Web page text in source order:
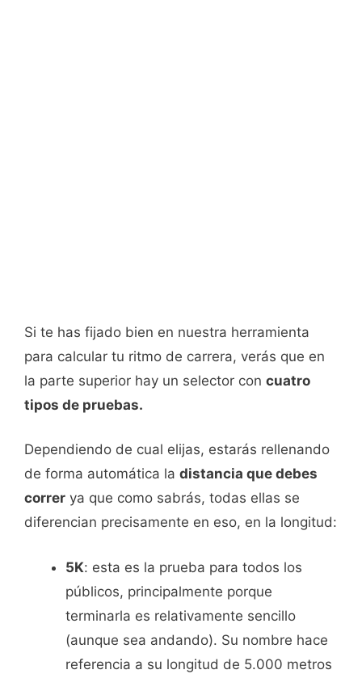
Si te has fijado bien en nuestra herramienta
para calcular tu ritmo de carrera, verás que en
la parte superior hay un selector con cuatro
tipos de pruebas.
Dependiendo de cual elijas, estarás rellenando
de forma automática la distancia que debes
correr ya que como sabrás, todas ellas se
diferencian precisamente en eso, en la longitud:
5K: esta es la prueba para todos los
públicos, principalmente porque
terminarla es relativamente sencillo
(aunque sea andando). Su nombre hace
referencia a su longitud de 5.000 metros